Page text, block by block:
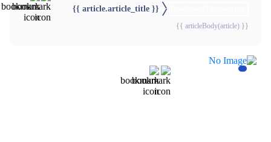
{{ article.article_title }}
{{ articleBody(article) }}